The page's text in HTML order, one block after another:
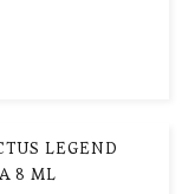
LEGEND
8 ML